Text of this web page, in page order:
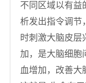
不同区域以有益
析发出指令调节
时刺激大脑皮层
加，是大脑细胞
血增加，改善大